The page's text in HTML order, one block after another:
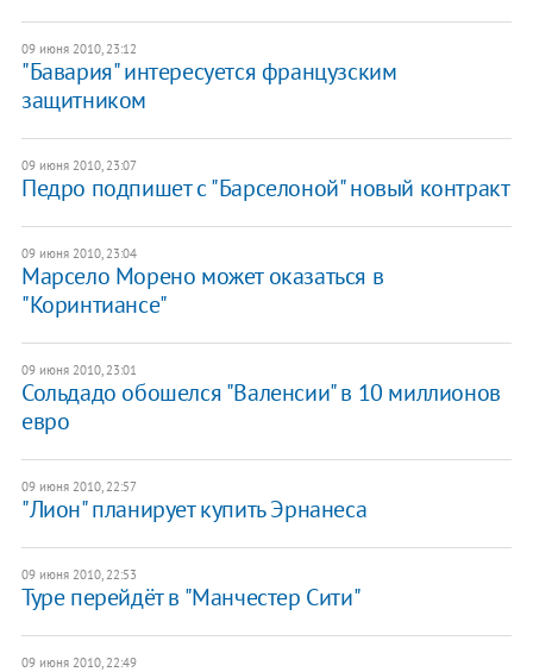
09 июня 2010, 23:12
"Бавария" интересуется французским
защитником
09 июня 2010, 23:07
Педро подпишет с "Барселоной" новый контракт
09 июня 2010, 23:04
Марсело Морено может оказаться в
"Коринтиансе"
09 июня 2010, 23:01
Сольдадо обошелся "Валенсии" в 10 миллионов
евро
09 июня 2010, 22:57
"Лион" планирует купить Эрнанеса
09 июня 2010, 22:53
Туре перейдёт в "Манчестер Сити"
09 июня 2010, 22:49